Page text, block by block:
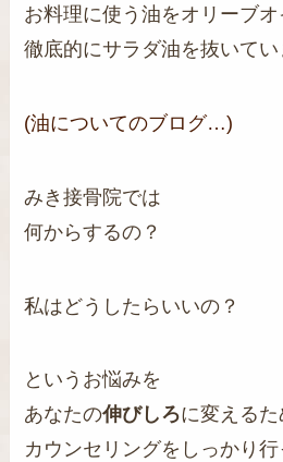
お料理に使う油をオリーブ
徹底的にサラダ油を抜いて
(油についてのブログ…)
みき接骨院では
何からするの？
私はどうしたらいいの？
というお悩みを
あなたの伸びしろに変えるた
カウンセリングをしっかり行